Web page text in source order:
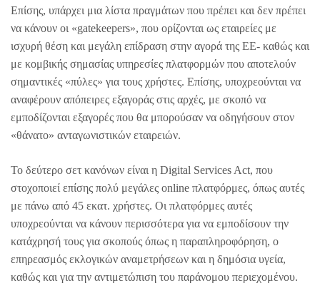
Επίσης, υπάρχει μια λίστα πραγμάτων που πρέπει και δεν πρέπει
να κάνουν οι «gatekeepers», που ορίζονται ως εταιρείες με
ισχυρή θέση και μεγάλη επίδραση στην αγορά της ΕΕ- καθώς και
με κομβικής σημασίας υπηρεσίες πλατφορμών που αποτελούν
σημαντικές «πύλες» για τους χρήστες. Επίσης, υποχρεούνται να
αναφέρουν απόπειρες εξαγοράς στις αρχές, με σκοπό να
εμποδίζονται εξαγορές που θα μπορούσαν να οδηγήσουν στον
«θάνατο» ανταγωνιστικών εταιρειών.
Το δεύτερο σετ κανόνων είναι η Digital Services Act, που
στοχοποιεί επίσης πολύ μεγάλες online πλατφόρμες, όπως αυτές
με πάνω από 45 εκατ. χρήστες. Οι πλατφόρμες αυτές
υποχρεούνται να κάνουν περισσότερα για να εμποδίσουν την
κατάχρησή τους για σκοπούς όπως η παραπληροφόρηση, ο
επηρεασμός εκλογικών αναμετρήσεων και η δημόσια υγεία,
καθώς και για την αντιμετώπιση του παράνομου περιεχομένου.